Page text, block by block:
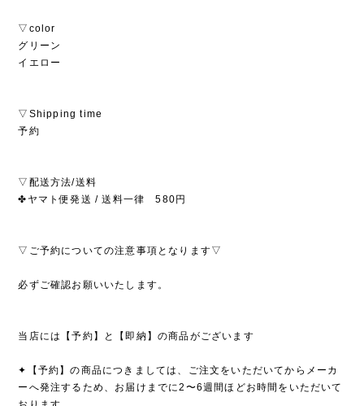
▽color
グリーン
イエロー
▽Shipping time
予約
▽配送方法/送料
✤ヤマト便発送 / 送料一律 580円
▽ご予約についての注意事項となります▽
必ずご確認お願いいたします。
当店には【予約】と【即納】の商品がございます
✦【予約】の商品につきましては、ご注文をいただいてからメーカ
ーへ発注するため、お届けまでに2〜6週間ほどお時間をいただいて